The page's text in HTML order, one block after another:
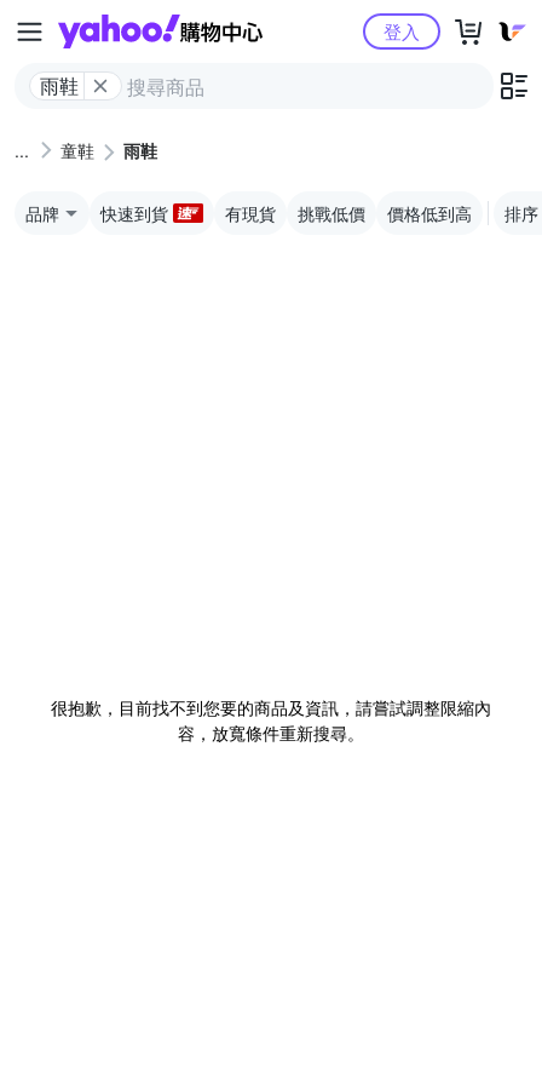
Yahoo購物中心
雨鞋
登入
童鞋 雨鞋
品牌 快速到貨 有現貨 挑戰低價 價格低到高 排序
很抱歉，目前找不到您要的商品及資訊，請嘗試調整限縮內
容，放寬條件重新搜尋。